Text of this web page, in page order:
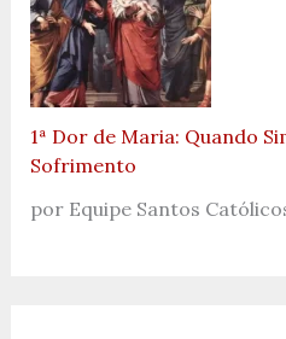
1ª Dor de Maria: Quando
Sofrimento
por Equipe Santos